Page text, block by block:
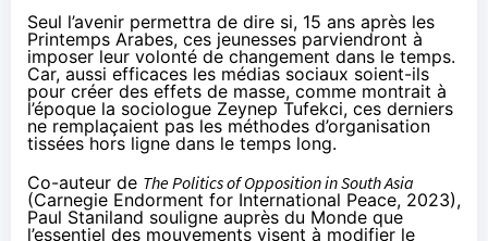
Seul l’avenir permettra de dire si, 15 ans après les
Printemps Arabes, ces jeunesses parviendront à
imposer leur volonté de changement dans le temps.
Car, aussi efficaces les médias sociaux soient-ils
pour créer des effets de masse, comme montrait à
l’époque la sociologue Zeynep Tufekci, ces derniers
ne remplaçaient pas les méthodes d’organisation
tissées hors ligne dans le temps long.
Co-auteur de The Politics of Opposition in South Asia
(Carnegie Endorment for International Peace, 2023),
Paul Staniland souligne auprès du Monde que
l’essentiel des mouvements visent à modifier le